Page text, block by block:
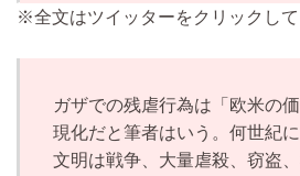
※全文はツイッターをクリックし
ガザでの残虐行為は「欧米の
現化だと筆者はいう。何世紀
文明は戦争、大量虐殺、窃盗